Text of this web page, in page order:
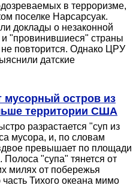
в терроризме,
поселке Нарсарсуак.
доклады о незаконной
"провинившиеся" страны
не повторится. Однако ЦРУ
датские
мусорный остров из
территории США
разрастается "суп из
мусора, и, по словам
превышает по площади
"супа" тянется от
милях от побережья
Тихого океана мимо